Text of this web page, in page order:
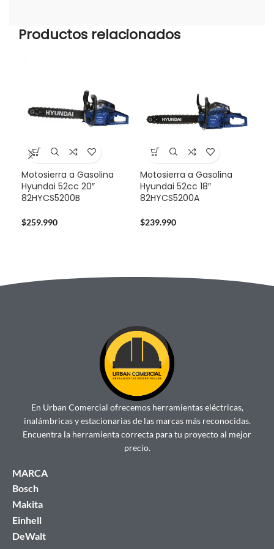
Productos relacionados
Motosierra a Gasolina
Hyundai 52cc 20″
82HYCS5200B
$259.990
Motosierra a Gasolina
Hyundai 52cc 18″
82HYCS5200A
$239.990
En Urban Comercial ofrecemos herramientas eléctricas,
inalámbricas y estacionarias de las marcas más reconocidas.
Encuentra la herramienta correcta para tu proyecto al mejor
precio.
MARCA
Bosch
Makita
Einhell
DeWalt